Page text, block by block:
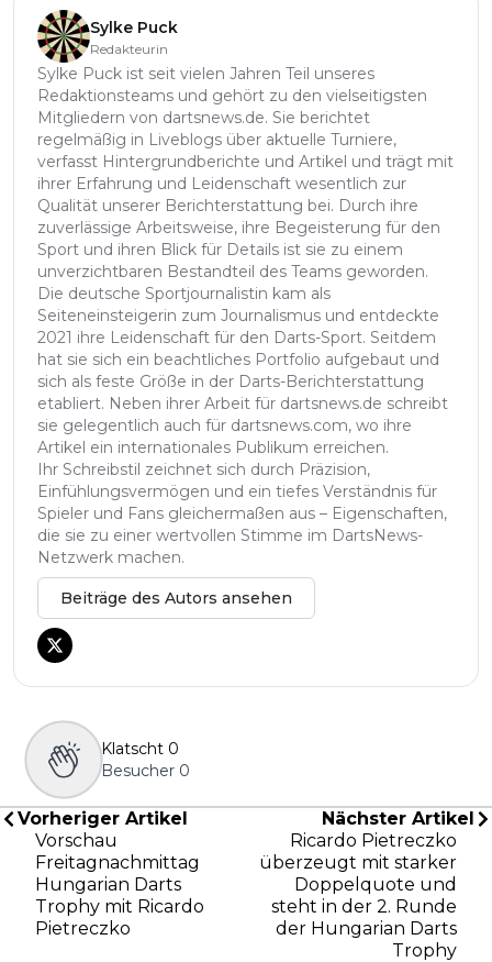
Sylke Puck
Redakteurin
Sylke Puck ist seit vielen Jahren Teil unseres
Redaktionsteams und gehört zu den vielseitigsten
Mitgliedern von dartsnews.de. Sie berichtet
regelmäßig in Liveblogs über aktuelle Turniere,
verfasst Hintergrundberichte und Artikel und trägt mit
ihrer Erfahrung und Leidenschaft wesentlich zur
Qualität unserer Berichterstattung bei. Durch ihre
zuverlässige Arbeitsweise, ihre Begeisterung für den
Sport und ihren Blick für Details ist sie zu einem
unverzichtbaren Bestandteil des Teams geworden.
Die deutsche Sportjournalistin kam als
Seiteneinsteigerin zum Journalismus und entdeckte
2021 ihre Leidenschaft für den Darts-Sport. Seitdem
hat sie sich ein beachtliches Portfolio aufgebaut und
sich als feste Größe in der Darts-Berichterstattung
etabliert. Neben ihrer Arbeit für dartsnews.de schreibt
sie gelegentlich auch für dartsnews.com, wo ihre
Artikel ein internationales Publikum erreichen.
Ihr Schreibstil zeichnet sich durch Präzision,
Einfühlungsvermögen und ein tiefes Verständnis für
Spieler und Fans gleichermaßen aus – Eigenschaften,
die sie zu einer wertvollen Stimme im DartsNews-
Netzwerk machen.
Beiträge des Autors ansehen
Klatscht 0
Besucher 0
Vorheriger Artikel
Vorschau
Freitagnachmittag
Hungarian Darts
Trophy mit Ricardo
Pietreczko
Nächster Artikel
Ricardo Pietreczko
überzeugt mit starker
Doppelquote und
steht in der 2. Runde
der Hungarian Darts
Trophy